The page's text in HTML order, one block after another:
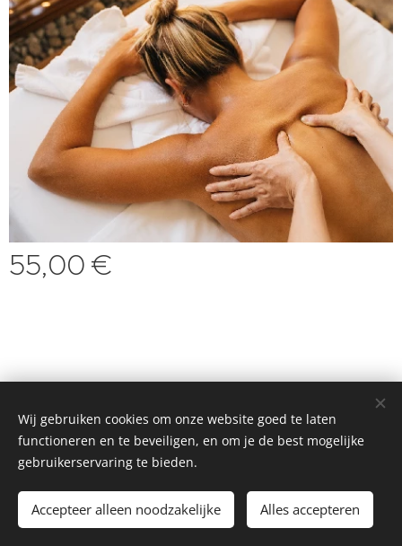
55,00 €
Toevoegen aan de winkelwagen
©2025 Marianne's Wellness
Cookies
Wij gebruiken cookies om onze website goed te laten
functioneren en te beveiligen, en om je de best mogelijke
gebruikerservaring te bieden.
Accepteer alleen noodzakelijke Alles accepteren